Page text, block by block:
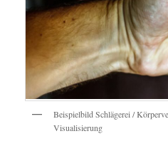
Beispielbild Schlägerei /
Visualisierung